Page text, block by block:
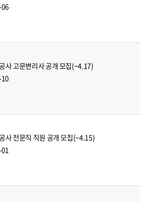
사 고문변리사 공개 모집(~4.17)
사 전문직 직원 공개 모집(~4.15)